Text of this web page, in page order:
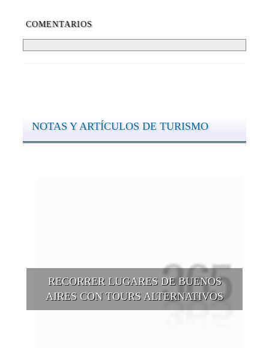
COMENTARIOS
NOTAS Y ARTÍCULOS DE TURISMO
RECORRER LUGARES DE BUENOS
AIRES CON TOURS ALTERNATIVOS